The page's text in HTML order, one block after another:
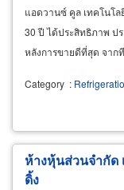
แอดวานซ์ คูล เทคโนโล
30 ปี ได้ประสิทธิภาพ ป
หลังการขายดีที่สุด จาก
Category :
ห้างหุ้นส่วนจำกัด
ดิ้ง